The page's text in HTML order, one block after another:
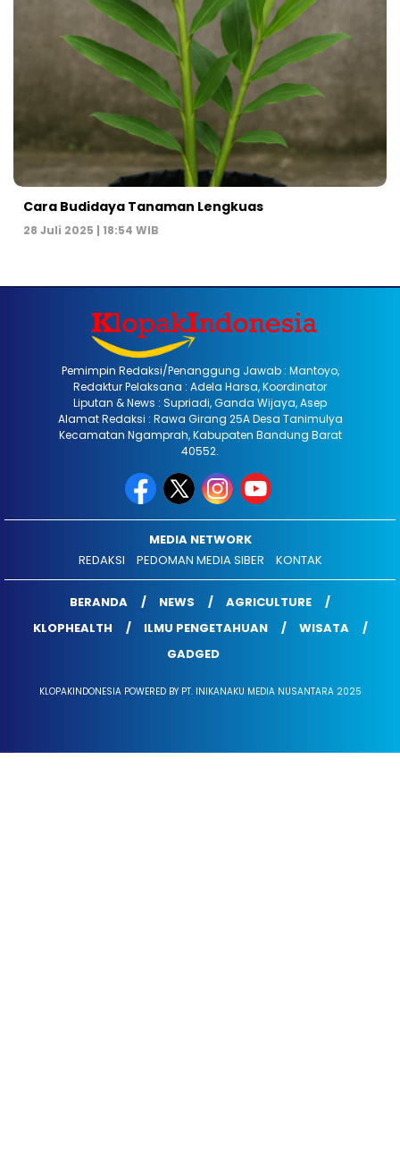
Cara Budidaya Tanaman Lengkuas
28 Juli 2025 | 18:54 WIB
Pemimpin Redaksi/Penanggung Jawab : Mantoyo,
Redaktur Pelaksana : Adela Harsa, Koordinator
Liputan & News : Supriadi, Ganda Wijaya, Asep
Alamat Redaksi : Rawa Girang 25A Desa Tanimulya
Kecamatan Ngamprah, Kabupaten Bandung Barat
40552.
MEDIA NETWORK
REDAKSI
PEDOMAN MEDIA SIBER KONTAK
BERANDA NEWS
AGRICULTURE
KLOPHEALTH
ILMU PENGETAHUAN
WISATA
GADGED
KLOPAKINDONESIA POWERED BY PT. INIKANAKU MEDIA NUSANTARA 2025